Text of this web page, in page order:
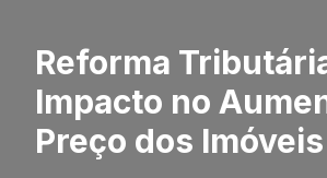
Reforma
Impacto no
Preço dos Imóveis